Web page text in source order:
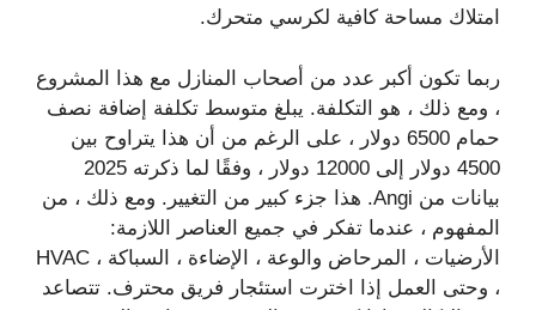
امتلاك مساحة كافية لكرسي متحرك.
ربما تكون أكبر عدد من أصحاب المنازل مع هذا المشروع
، ومع ذلك ، هو التكلفة. يبلغ متوسط ​​تكلفة إضافة نصف
حمام 6500 دولار ، على الرغم من أن هذا يتراوح بين
4500 دولار إلى 12000 دولار ، وفقًا لما ذكرته 2025
بيانات من Angi. هذا جزء كبير من التغيير. ومع ذلك ، من
المفهوم ، عندما تفكر في جميع العناصر اللازمة:
الأرضيات ، المرحاض والوعة ، الإضاءة ، السباكة ، HVAC
، وحتى العمل إذا اخترت استئجار فريق محترف. تتصاعد